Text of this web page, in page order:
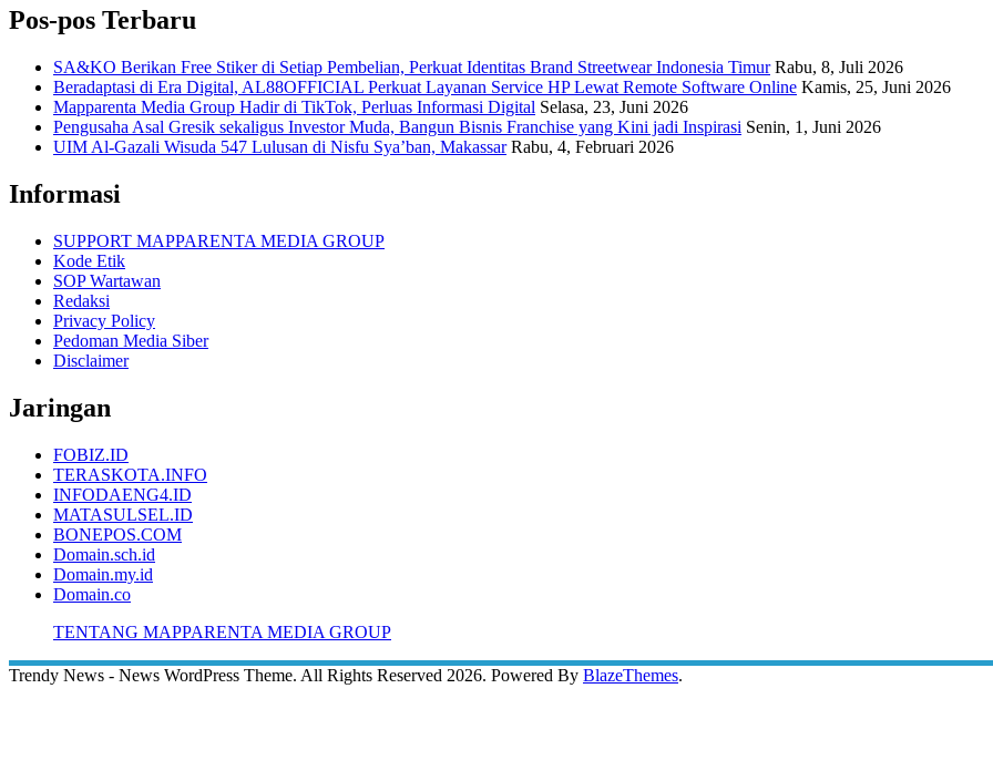
Pos-pos Terbaru
SA&KO Berikan Free Stiker di Setiap Pembelian, Perkuat Identitas Brand Streetwear Indonesia Timur Rabu, 8, Juli 2026
Beradaptasi di Era Digital, AL88OFFICIAL Perkuat Layanan Service HP Lewat Remote Software Online Kamis, 25, Juni 2026
Mapparenta Media Group Hadir di TikTok, Perluas Informasi Digital Selasa, 23, Juni 2026
Pengusaha Asal Gresik sekaligus Investor Muda, Bangun Bisnis Franchise yang Kini jadi Inspirasi Senin, 1, Juni 2026
UIM Al-Gazali Wisuda 547 Lulusan di Nisfu Sya’ban, Makassar Rabu, 4, Februari 2026
Informasi
SUPPORT MAPPARENTA MEDIA GROUP
Kode Etik
SOP Wartawan
Redaksi
Privacy Policy
Pedoman Media Siber
Disclaimer
Jaringan
FOBIZ.ID
TERASKOTA.INFO
INFODAENG4.ID
MATASULSEL.ID
BONEPOS.COM
Domain.sch.id
Domain.my.id
Domain.co
TENTANG MAPPARENTA MEDIA GROUP
Trendy News - News WordPress Theme. All Rights Reserved 2026. Powered By BlazeThemes.